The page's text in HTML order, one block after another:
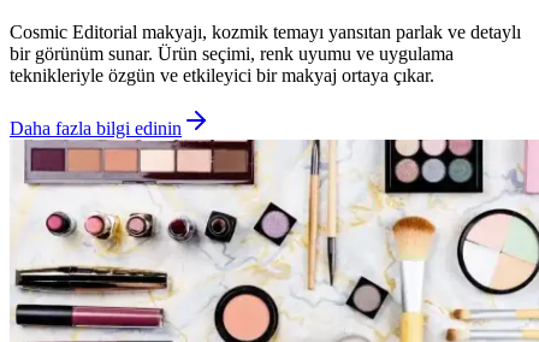
Cosmic Editorial makyajı, kozmik temayı yansıtan parlak ve detaylı
bir görünüm sunar. Ürün seçimi, renk uyumu ve uygulama
teknikleriyle özgün ve etkileyici bir makyaj ortaya çıkar.
Daha fazla bilgi edinin